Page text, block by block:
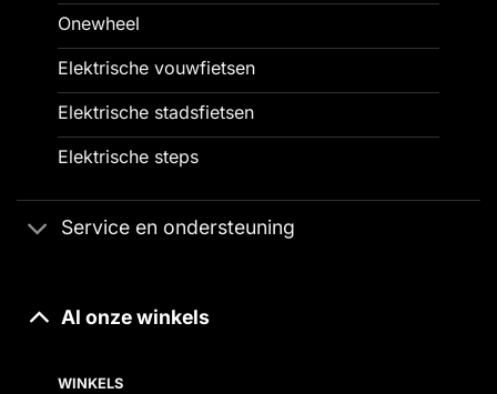
Onewheel
Elektrische vouwfietsen
Elektrische stadsfietsen
Elektrische steps
Service en ondersteuning
Al onze winkels
WINKELS